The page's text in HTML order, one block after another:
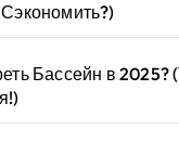
Бассейн в